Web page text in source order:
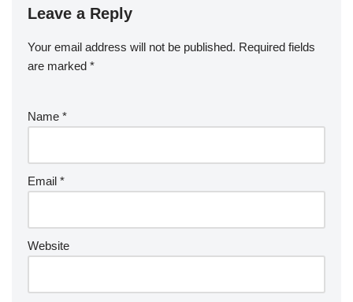
Leave a Reply
Your email address will not be published. Required fields
are marked *
Name *
Email *
Website